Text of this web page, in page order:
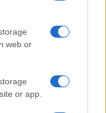
web or
or app.